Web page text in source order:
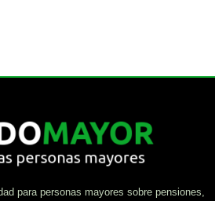
para personas mayores sobre pensiones,